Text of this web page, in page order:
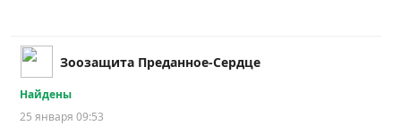
Зоозащита Преданное-Сердце
Найдены
25 января 09:53